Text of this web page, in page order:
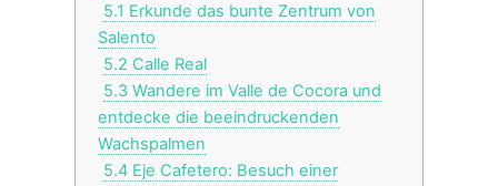
5.1 Erkunde das bunte Zentrum von
Salento
5.2 Calle Real
5.3 Wandere im Valle de Cocora und
entdecke die beeindruckenden
Wachspalmen
5.4 Eje Cafetero: Besuch einer